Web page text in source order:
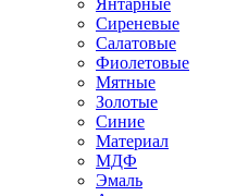
Сиреневые
Салатовые
Фиолетовые
Мятные
Золотые
Синие
Материал
МДФ
Эмаль